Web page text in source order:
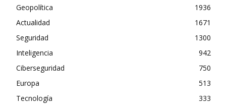
Geopolítica
1936
Actualidad
1671
Seguridad
1300
Inteligencia
942
Ciberseguridad
750
Europa
513
Tecnología
333